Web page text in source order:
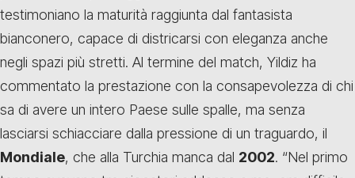
testimoniano la maturità raggiunta dal fantasista
bianconero, capace di districarsi con eleganza anche
negli spazi più stretti. Al termine del match, Yildiz ha
commentato la prestazione con la consapevolezza di chi
sa di avere un intero Paese sulle spalle, ma senza
lasciarsi schiacciare dalla pressione di un traguardo, il
Mondiale, che alla Turchia manca dal 2002. “Nel primo